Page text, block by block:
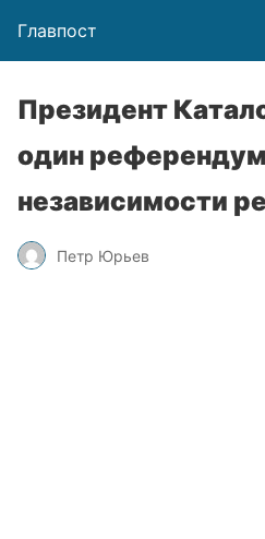
Главпост
Президент
один
независимости
Петр Юрьев